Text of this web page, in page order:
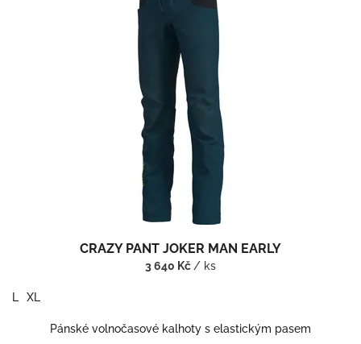
CRAZY PANT JOKER MAN EARLY
3 640 Kč / ks
L XL
Pánské volnočasové kalhoty s elastickým pasem